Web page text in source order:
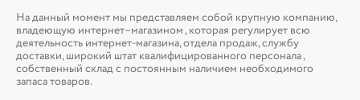
На данный момент мы представляем собой крупную компанию,
владеющую интернет–магазином , которая регулирует всю
деятельность интернет-магазина, отдела продаж, службу
доставки, широкий штат квалифицированного персонала ,
собственный склад c постоянным наличием необходимого
запаса товаров.